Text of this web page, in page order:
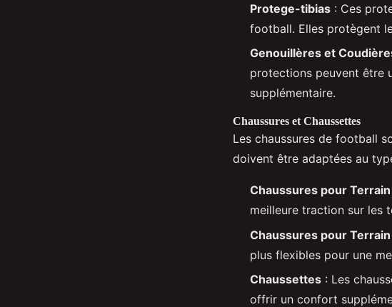
Protege-tibias : Ces
football. Elles protègent
Genouillères et
protections peuvent être
supplémentaire.
Chaussures et Chaussettes
Les chaussures de football
doivent être adaptées au
Chaussures pour Terrain
meilleure traction sur les
Chaussures pour
plus flexibles pour une
Chaussettes : Les
offrir un confort